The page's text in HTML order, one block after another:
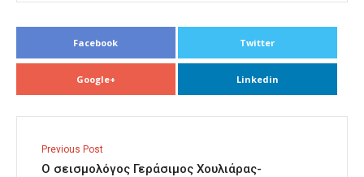
Facebook Twitter
Google+ Linkedin
Previous Post
Ο σεισμολόγος Γεράσιμος Χουλιάρας-